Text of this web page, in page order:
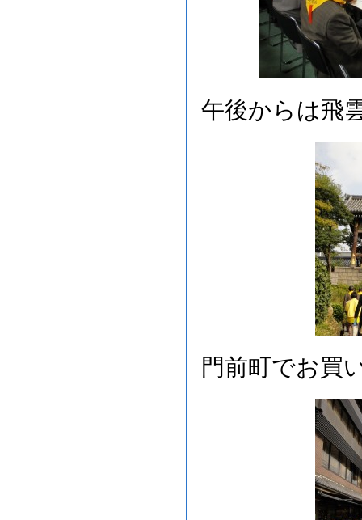
午後からは飛
門前町でお買